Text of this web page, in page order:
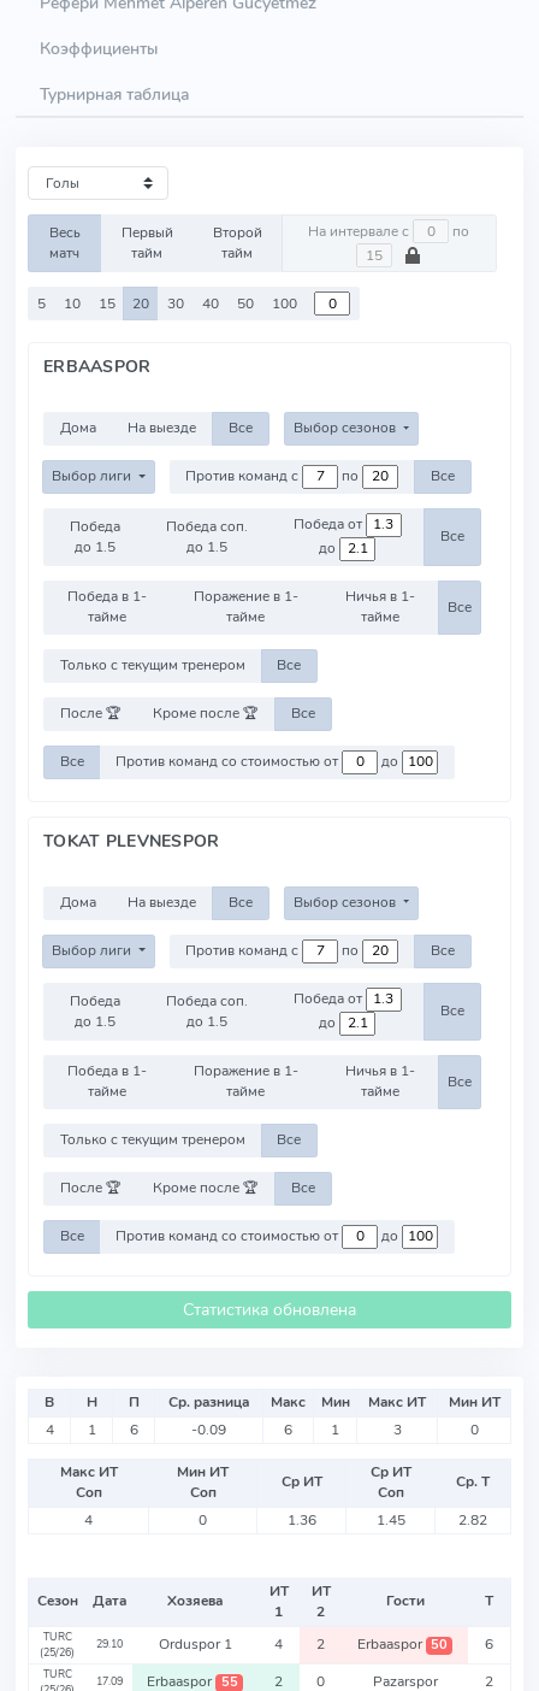
Коэффициенты
Турнирная таблица
Весь
матч
Первый
тайм
Второй
тайм
На интервале с по
5 10 15 20 30 40 50 100
ERBAASPOR
Дома На выезде Все Выбор сезонов
Выбор лиги Против команд с по Все
Победа
до 1.5
Победа соп.
до 1.5
Победа от
до
Все
Победа в 1-
тайме
Поражение в 1-
тайме
Ничья в 1-
тайме
Все
Только с текущим тренером Все
После 🏆 Кроме после 🏆 Все
Все Против команд со стоимостью от до
TOKAT PLEVNESPOR
Дома На выезде Все Выбор сезонов
Выбор лиги Против команд с по Все
Победа
до 1.5
Победа соп.
до 1.5
Победа от
до
Все
Победа в 1-
тайме
Поражение в 1-
тайме
Ничья в 1-
тайме
Все
Только с текущим тренером Все
После 🏆 Кроме после 🏆 Все
Все Против команд со стоимостью от до
Статистика обновлена
В Н П Ср. разница Макс Мин Макс ИТ
Мин ИТ
4
1 6 -0.09 6 1 3 0
Макс ИТ
Соп
Мин ИТ
Соп
Ср ИТ
Ср ИТ
Соп
Ср. Т
4
0 1.36 1.45 2.82
Сезон Дата Хозяева
ИТ
1
ИТ
2
Гости Т
TURC
(25/26)
29.10 Orduspor 1 4 2 Erbaaspor 50 6
TURC
17.09 Erbaaspor 55 2 0 Pazarspor 2